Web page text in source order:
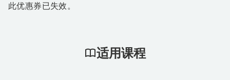
此优惠券已失效。
适用课程